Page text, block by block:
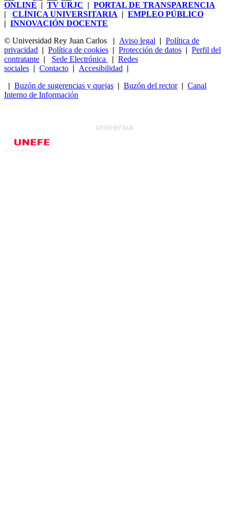
ONLINE | TV URJC | PORTAL DE TRANSPARENCIA
| CLÍNICA UNIVERSITARIA | EMPLEO PÚBLICO
| INNOVACIÓN DOCENTE
© Universidad Rey Juan Carlos
| Aviso legal | Política de
privacidad | Política de cookies | Protección de datos | Perfil del
contratante | Sede Electrónica | Redes
sociales | Contacto | Accesibilidad |
| Buzón de sugerencias y quejas | Buzón del rector| Canal
Interno de Información